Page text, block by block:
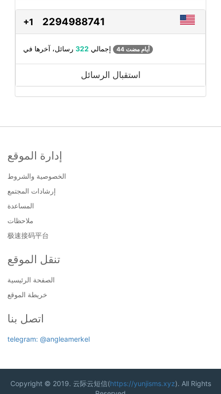
+1 2294988741
إجمالي 322 44 أيام مضت
استقبال الرسائل
إدارة الموقع
الخصوصية والشروط
إرشادات المجتمع
المساعدة
ملاحظات
极速接码平台
تنقل الموقع
الصفحة الرئيسية
خريطة الموقع
اتصل بنا
telegram: @angleamerkel
Copyright © 2019. 云际云短信(https://yunjisms.xyz). All Rights